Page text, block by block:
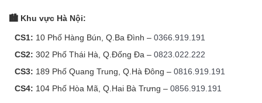
🏙️ Khu vực Hà Nội:
CS1: 10 Phố Hàng Bún, Q.Ba Đình – 0366.919.191
CS2: 302 Phố Thái Hà, Q.Đống Đa – 0823.022.222
CS3: 189 Phố Quang Trung, Q.Hà Đông – 0816.919.191
CS4: 104 Phố Hòa Mã, Q.Hai Bà Trưng – 0856.919.191